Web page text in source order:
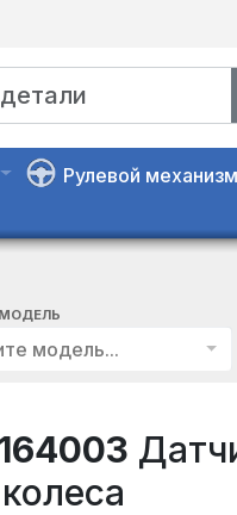
Рулевой механизм
модель...